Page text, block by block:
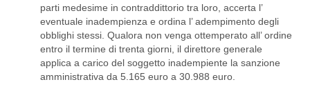
parti medesime in contraddittorio tra loro, accerta l’
eventuale inadempienza e ordina l’ adempimento degli
obblighi stessi. Qualora non venga ottemperato all’ ordine
entro il termine di trenta giorni, il direttore generale
applica a carico del soggetto inadempiente la sanzione
amministrativa da 5.165 euro a 30.988 euro.